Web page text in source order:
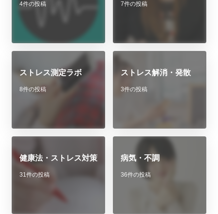
4件の投稿 7件の投稿
ストレス測定ラボ
8件の投稿
ストレス解消・発散
3件の投稿
健康法・ストレス対策
31件の投稿
病気・不調
36件の投稿